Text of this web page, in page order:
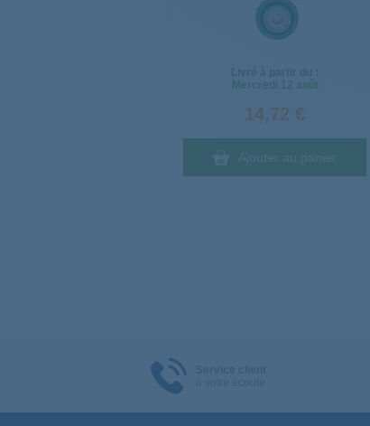
Mercredi
12 août
14,72 €
Ajouter au panier